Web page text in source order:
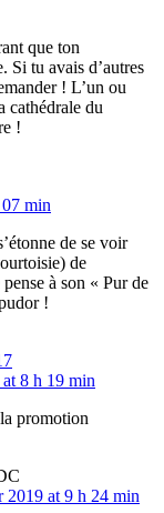
que ton
Si tu avais d’autres
! L’un ou
cathédrale du
!
min
de se voir
de
à son « Pur de
!
8 h 19 min
promotion
2019 at 9 h 24 min